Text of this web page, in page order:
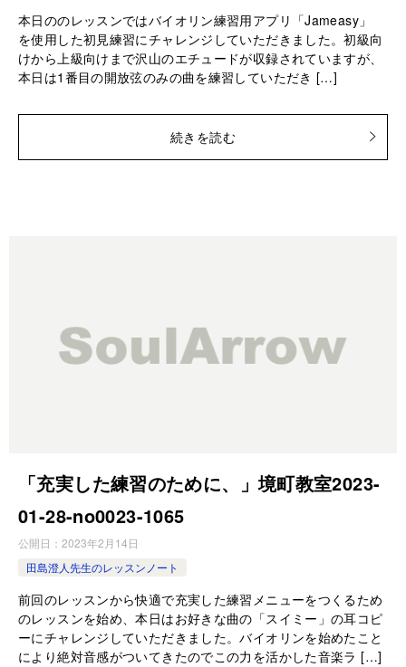
本日ののレッスンではバイオリン練習用アプリ「Jameasy」
を使用した初見練習にチャレンジしていただきました。初級向
けから上級向けまで沢山のエチュードが収録されていますが、
本日は1番目の開放弦のみの曲を練習していただき […]
続きを読む
「充実した練習のために、」境町教室2023-
01-28-­no0023-­1065
公開日： 2023年2月14日
田島澄人先生のレッスンノート
前回のレッスンから快適で充実した練習メニューをつくるため
のレッスンを始め、本日はお好きな曲の「スイミー」の耳コピ
ーにチャレンジしていただきました。バイオリンを始めたこと
により絶対音感がついてきたのでこの力を活かした音楽ラ […]